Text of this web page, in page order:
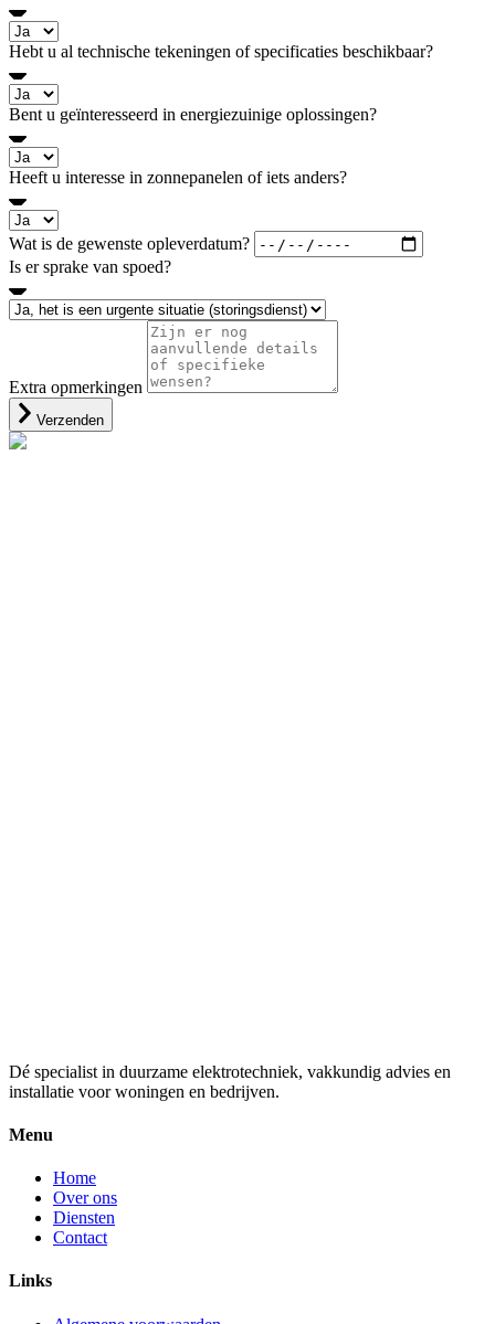
Hebt u al technische tekeningen of specificaties beschikbaar?
Bent u geïnteresseerd in energiezuinige oplossingen?
Heeft u interesse in zonnepanelen of iets anders?
Wat is de gewenste opleverdatum?
Is er sprake van spoed?
Extra opmerkingen
Verzenden
Dé specialist in duurzame elektrotechniek, vakkundig advies en
installatie voor woningen en bedrijven.
Menu
Home
Over ons
Diensten
Contact
Links